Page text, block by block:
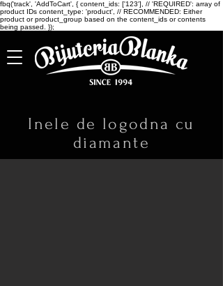
fbq('track', 'AddToCart', { content_ids: ['123'], // 'REQUIRED': array of
product IDs content_type: 'product', // RECOMMENDED: Either
product or product_group based on the content_ids or contents
being passed. });
Inele de logodna cu
diamante